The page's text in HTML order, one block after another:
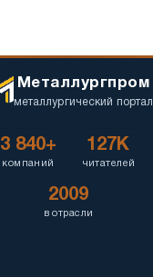
Металлургпром
металлургический портал
3 840+
компаний
127K
читателей
2009
в отрасли